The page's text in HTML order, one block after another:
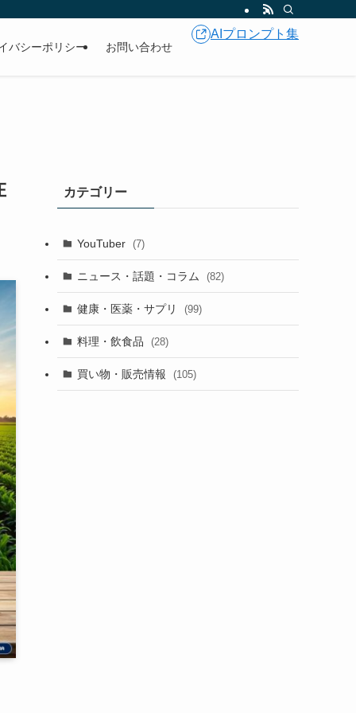
バシーポリシー お問い合わせ
AIプロンプト集
カテゴリー
YouTuber (7)
ニュース・話題・コラム (82)
健康・医薬・サプリ (99)
料理・飲食品 (28)
買い物・販売情報 (105)